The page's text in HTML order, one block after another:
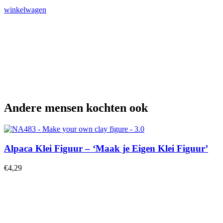
winkelwagen
Andere mensen kochten ook
Alpaca Klei Figuur – ‘Maak je Eigen Klei Figuur’
€4,29